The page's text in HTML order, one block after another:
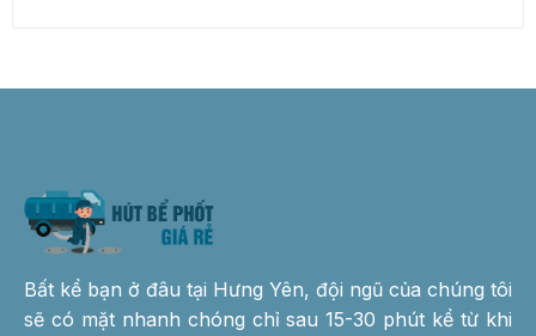
Bất kể bạn ở đâu tại Hưng Yên, đội ngũ của chúng tôi
sẽ có mặt nhanh chóng chỉ sau 15-30 phút kể từ khi